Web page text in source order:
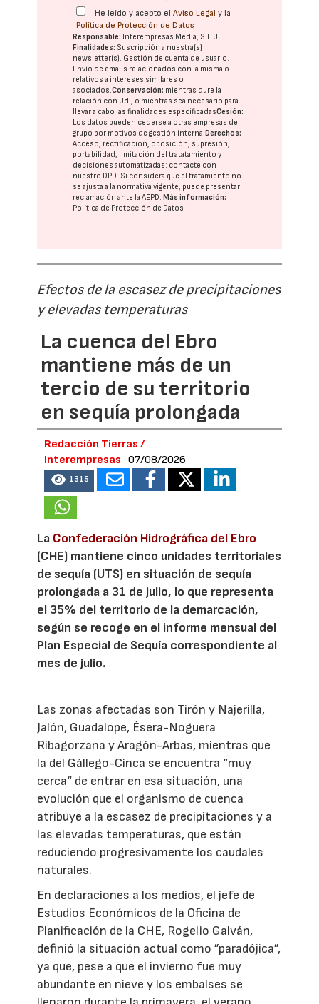
He leído y acepto elAviso Legal y la
Política de Protección de Datos
Responsable: Interempresas Media, S.L.U.
Finalidades: Suscripción a nuestra(s)
newsletter(s). Gestión de cuenta de usuario.
Envío de emails relacionados con la misma o
relativos a intereses similares o
asociados.Conservación: mientras dure la
relación con Ud., o mientras sea necesario para
llevar a cabo las finalidades especificadasCesión:
Los datos pueden cederse a otras empresas del
grupo por motivos de gestión interna. Derechos:
Acceso, rectificación, oposición, supresión,
portabilidad, limitación del tratatamiento y
decisiones automatizadas: contacte con
nuestro DPD. Si considera que el tratamiento no
se ajusta a la normativa vigente, puede presentar
reclamación ante laAEPD. Más información:
Política de Protección de Datos
Efectos de la escasez de precipitaciones
y elevadas temperaturas
La cuenca del Ebro
mantiene más de un
tercio de su territorio
en sequía prolongada
Redacción Tierras /
Interempresas
07/08/2026
1315
La Confederación Hidrográfica del Ebro
(CHE) mantiene cinco unidades territoriales
de sequía (UTS) en situación de sequía
prolongada a 31 de julio, lo que representa
el 35% del territorio de la demarcación,
según se recoge en el informe mensual del
Plan Especial de Sequía correspondiente al
mes de julio.
Las zonas afectadas son Tirón y Najerilla,
Jalón, Guadalope, Ésera-Noguera
Ribagorzana y Aragón-Arbas, mientras que
la del Gállego-Cinca se encuentra “muy
cerca“ de entrar en esa situación, una
evolución que el organismo de cuenca
atribuye a la escasez de precipitaciones y a
las elevadas temperaturas, que están
reduciendo progresivamente los caudales
naturales.
En declaraciones a los medios, el jefe de
Estudios Económicos de la Oficina de
Planificación de la CHE, Rogelio Galván,
definió la situación actual como ”paradójica”,
ya que, pese a que el invierno fue muy
abundante en nieve y los embalses se